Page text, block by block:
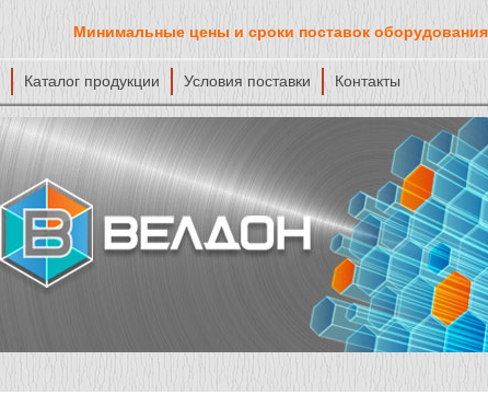
Минимальные цены и сроки поставок оборудования
Каталог продукции Условия поставки Контакты